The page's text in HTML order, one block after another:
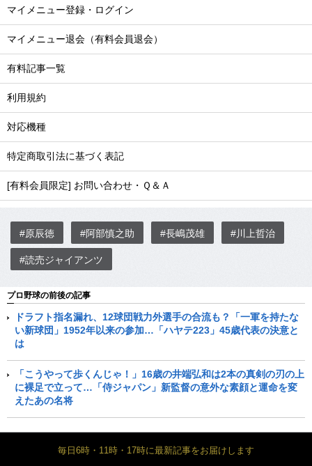
マイメニュー登録・ログイン
マイメニュー退会（有料会員退会）
有料記事一覧
利用規約
対応機種
特定商取引法に基づく表記
[有料会員限定] お問い合わせ・Ｑ＆Ａ
#原辰徳 #阿部慎之助 #長嶋茂雄 #川上哲治
#読売ジャイアンツ
プロ野球の前後の記事
ドラフト指名漏れ、12球団戦力外選手の合流も？「一軍を持たな
い新球団」1952年以来の参加…「ハヤテ223」45歳代表の決意と
は
「こうやって歩くんじゃ！」16歳の井端弘和は2本の真剣の刃の上
に裸足で立って…「侍ジャパン」新監督の意外な素顔と運命を変
えたあの名将
毎日6時・11時・17時に最新記事をお届けします